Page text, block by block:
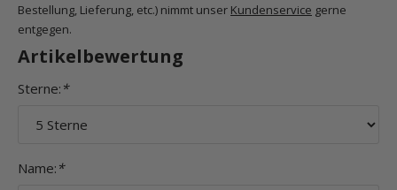
Bestellung, Lieferung, etc.) nimmt unser Kundenservice gerne
entgegen.
Artikelbewertung
Sterne: *
Name: *